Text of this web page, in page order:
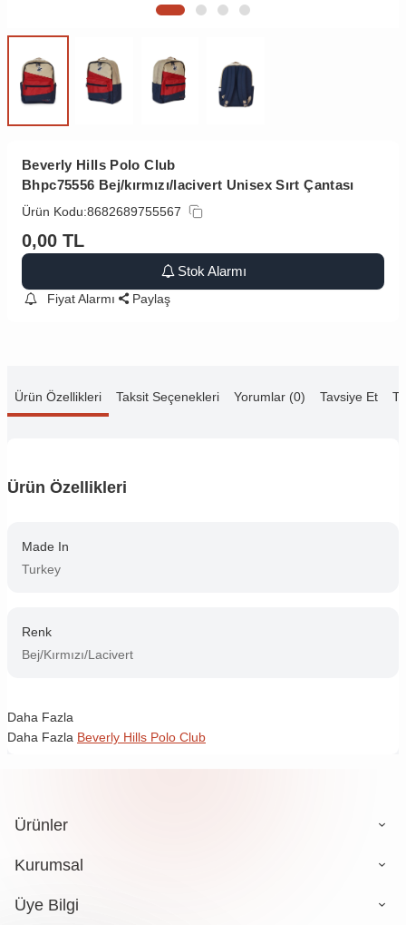
Beverly Hills Polo Club
Bhpc75556 Bej/kırmızı/lacivert Unisex Sırt Çantası
Ürün Kodu:8682689755567
0,00 TL
Stok Alarmı
Fiyat Alarmı Paylaş
Ürün Özellikleri Taksit Seçenekleri Yorumlar (0) Tavsiye Et
Ürün Özellikleri
Made In
Turkey
Renk
Bej/Kırmızı/Lacivert
Daha Fazla
Daha Fazla Beverly Hills Polo Club
Ürünler
Kurumsal
Üye Bilgi